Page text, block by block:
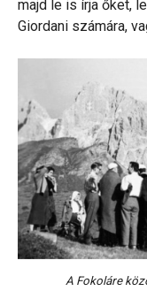
majd le is írja őket,
Giordani számára,
A Fokoláre